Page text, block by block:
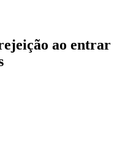
ao entrar